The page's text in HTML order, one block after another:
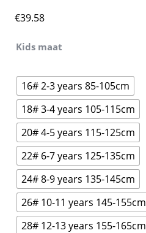
€39.58
Kids maat
16# 2-3 years 85-105cm
18# 3-4 years 105-115cm
20# 4-5 years 115-125cm
22# 6-7 years 125-135cm
24# 8-9 years 135-145cm
26# 10-11 years 145-155cm
28# 12-13 years 155-165cm